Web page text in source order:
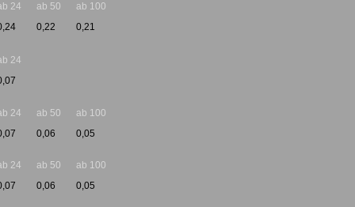
24
ab 50
0,22
ab 100
0,21
24
24
ab 50
0,06
ab 100
0,05
24
ab 50
0,06
ab 100
0,05